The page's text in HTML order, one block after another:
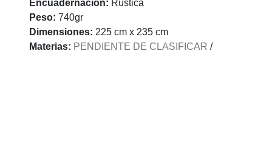
Encuadernación: Rústica
Peso: 740gr
Dimensiones: 225 cm x 235 cm
Materias: PENDIENTE DE CLASIFICAR /